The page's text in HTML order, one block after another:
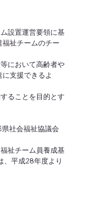
祉チームのチー
支援できるよ
形県社会福祉協議会
平成28年度より